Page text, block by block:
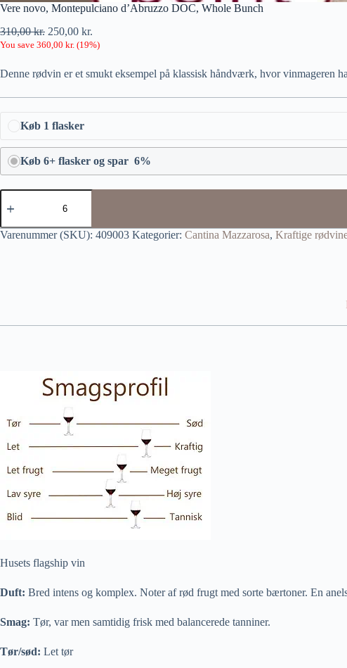
Vere novo, Montepulciano d’Abruzzo DOC, Whole Bunch
310,00kr. 250,00 kr.
You save 360,00 kr. (19%)
Denne rødvin er et smukt eksempel på klassisk håndværk, hvor vinmageren
Køb 1 flasker
Køb 6+ flasker og spar 6%
Varenummer (SKU): 409003 Kategorier: Cantina Mazzarosa, Kraftige
Husets flagship vin
Duft: Bred intens og komplex. Noter af rød frugt med sorte bærtoner. En
Smag: Tør, var men samtidig frisk med balancerede tanniner.
Tør/sød: Let tør